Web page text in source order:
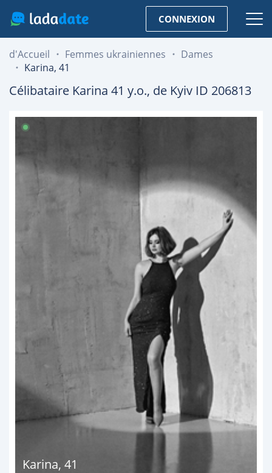
CONNEXION
d'Accueil Femmes ukrainiennes
Dames
Karina, 41
Célibataire Karina 41 y.o., de Kyiv ID 206813
Karina, 41